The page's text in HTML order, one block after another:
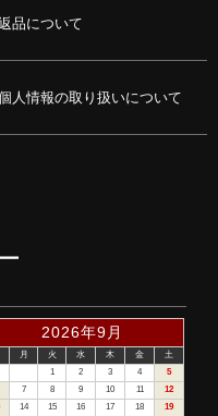
品について
人情報の取り扱いについて
2026年9月
月 火 水 木 金
土
1
2 3 4
5
7 8 9 10 11
12
14 15 16 17 18 19